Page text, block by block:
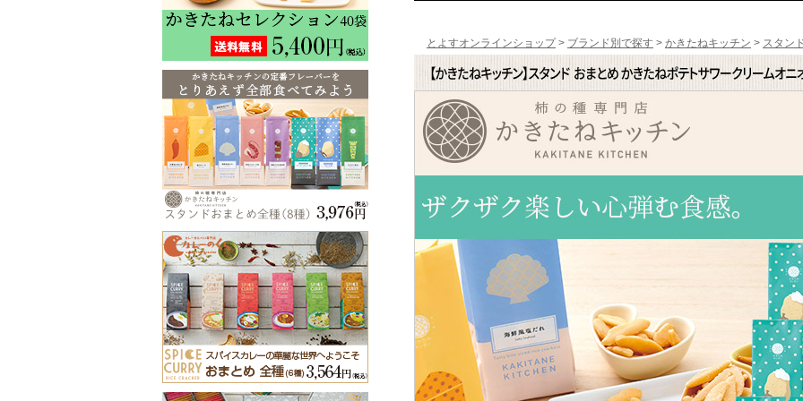
とよすオンラインショップ> ブランド別で探す > かきたねキッチン > スタン